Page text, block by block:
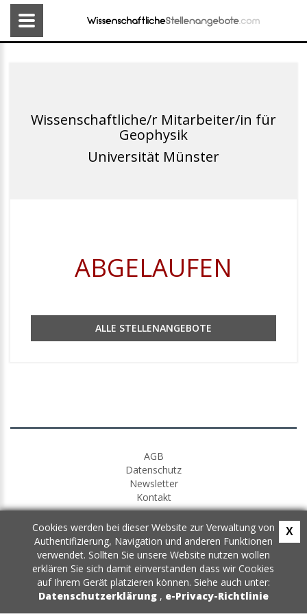
Wissenschaftliche/r Mitarbeiter/in für
Geophysik
Universität Münster
ABGELAUFEN
ALLE STELLENANGEBOTE
AGB
Datenschutz
Newsletter
Kontakt
Cookies werden bei dieser Website zur Verwaltung von
Authentifizierung, Navigation und anderen Funktionen
verwendet. Sollten Sie unsere Website nutzen wollen
erklären Sie sich damit einverstanden dass wir Cookies
auf Ihrem Gerät platzieren können. Siehe auch unter:
Datenschutzerklärung , e-Privacy-Richtlinie
X